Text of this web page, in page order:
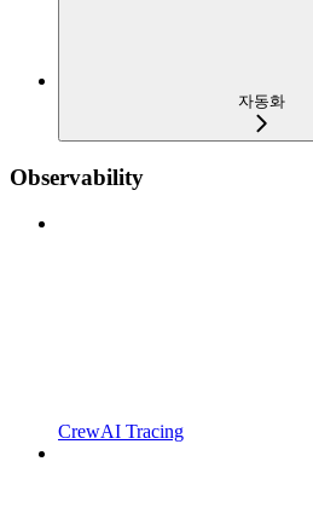
자동화
Observability
CrewAI Tracing